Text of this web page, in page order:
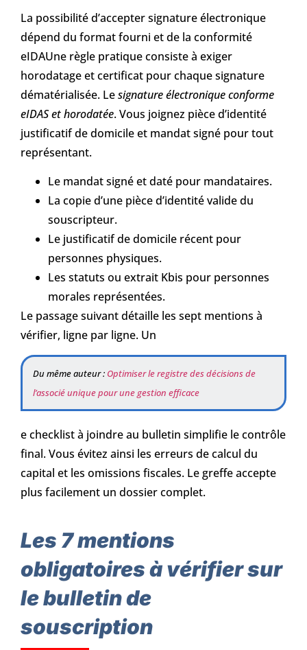
La possibilité d’accepter signature électronique
dépend du format fourni et de la conformité
eIDAUne règle pratique consiste à exiger
horodatage et certificat pour chaque signature
dématérialisée. Lesignature électronique conforme
eIDAS et horodatée. Vous joignez pièce d’identité
justificatif de domicile et mandat signé pour tout
représentant.
Le mandat signé et daté pour mandataires.
La copie d’une pièce d’identité valide du
souscripteur.
Le justificatif de domicile récent pour
personnes physiques.
Les statuts ou extrait Kbis pour personnes
morales représentées.
Le passage suivant détaille les sept mentions à
vérifier, ligne par ligne. Un
Du même auteur : Optimiser le registre des décisions de
l’associé unique pour une gestion efficace
e checklist à joindre au bulletin simplifie le contrôle
final. Vous évitez ainsi les erreurs de calcul du
capital et les omissions fiscales. Le greffe accepte
plus facilement un dossier complet.
Les 7 mentions
obligatoires à vérifier sur
le bulletin de
souscription